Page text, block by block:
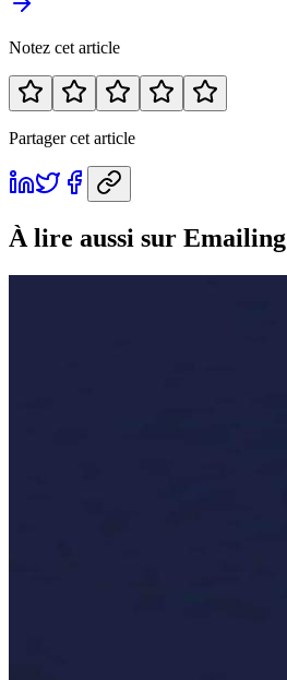
Notez cet article
Partager cet article
À lire aussi sur Emailing